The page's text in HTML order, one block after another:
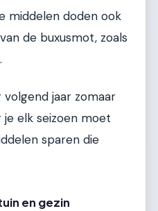
middelen doden ook
de buxusmot, zoals
jaar zomaar
elk seizoen moet
sparen die
en gezin